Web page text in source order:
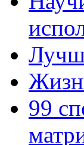
99